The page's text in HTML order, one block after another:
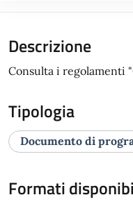
Descrizione
Consulta i regolamenti
Tipologia
Documento di
Formati